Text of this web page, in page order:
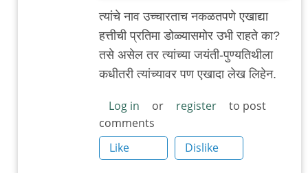
अनेक…
by
तर्कतीर्थ
त्यांचे नाव उच्चारताच नकळतपणे एखाद्या
हत्तीची प्रतिमा डोळ्यासमोर उभी राहते का?
तसे असेल तर त्यांच्या जयंती-पुण्यतिथीला
कधीतरी त्यांच्यावर पण एखादा लेख लिहेन.
Log in or register
to post
comments
Like
Dislike